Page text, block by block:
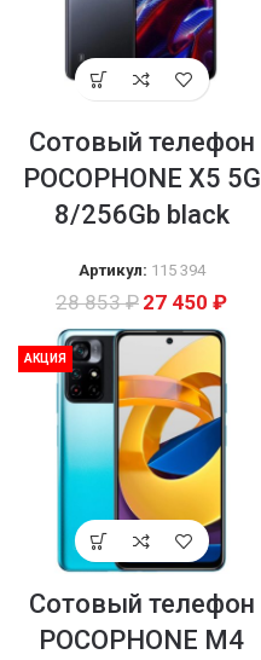
Сотовый телефон
POCOPHONE X5 5G
8/256Gb black
Артикул: 115 394
28 853₽ 27 450 ₽
АКЦИЯ
Сотовый телефон
POCOPHONE М4